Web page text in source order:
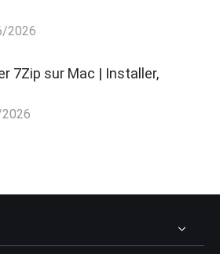
2026
7Zip sur Mac | Installer,